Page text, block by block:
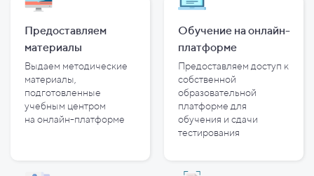
Предоставляем
материалы
Выдаем методические
материалы,
подготовленные
учебным центром
на онлайн-платформе
Обучение на онлайн-
платформе
Предоставляем доступ к
собственной
образовательной
платформе для
обучения и сдачи
тестирования